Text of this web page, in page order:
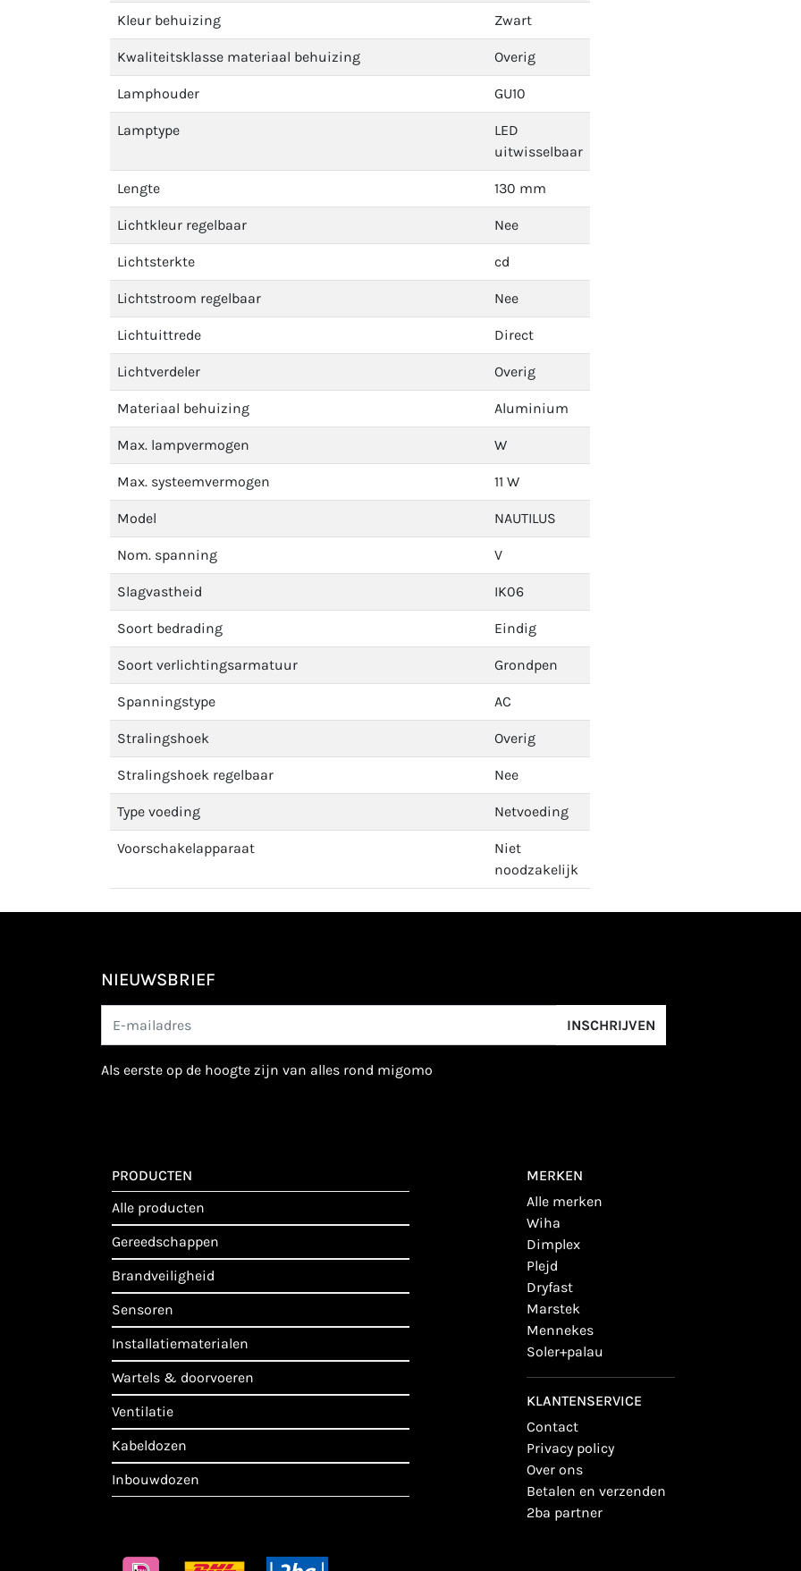
Kleur behuizing Zwart
Kwaliteitsklasse materiaal behuizing Overig
Lamphouder GU10
Lamptype
LED
uitwisselbaar
Lengte 130 mm
Lichtkleur regelbaar Nee
Lichtsterkte cd
Lichtstroom regelbaar Nee
Lichtuittrede Direct
Lichtverdeler Overig
Materiaal behuizing Aluminium
Max. lampvermogen W
Max. systeemvermogen 11 W
Model NAUTILUS
Nom. spanning V
Slagvastheid IK06
Soort bedrading Eindig
Soort verlichtingsarmatuur Grondpen
Spanningstype AC
Stralingshoek Overig
Stralingshoek regelbaar Nee
Type voeding Netvoeding
Voorschakelapparaat
Niet
noodzakelijk
NIEUWSBRIEF
INSCHRIJVEN
als eerste op de hoogte zijn van alles rond migomo
PRODUCTEN
alle producten
gereedschappen
brandveiligheid
sensoren
installatiematerialen
wartels & doorvoeren
ventilatie
kabeldozen
inbouwdozen
MERKEN
alle merken
wiha
dimplex
plejd
dryfast
marstek
mennekes
soler+palau
KLANTENSERVICE
contact
privacy policy
over ons
betalen en verzenden
2ba partner